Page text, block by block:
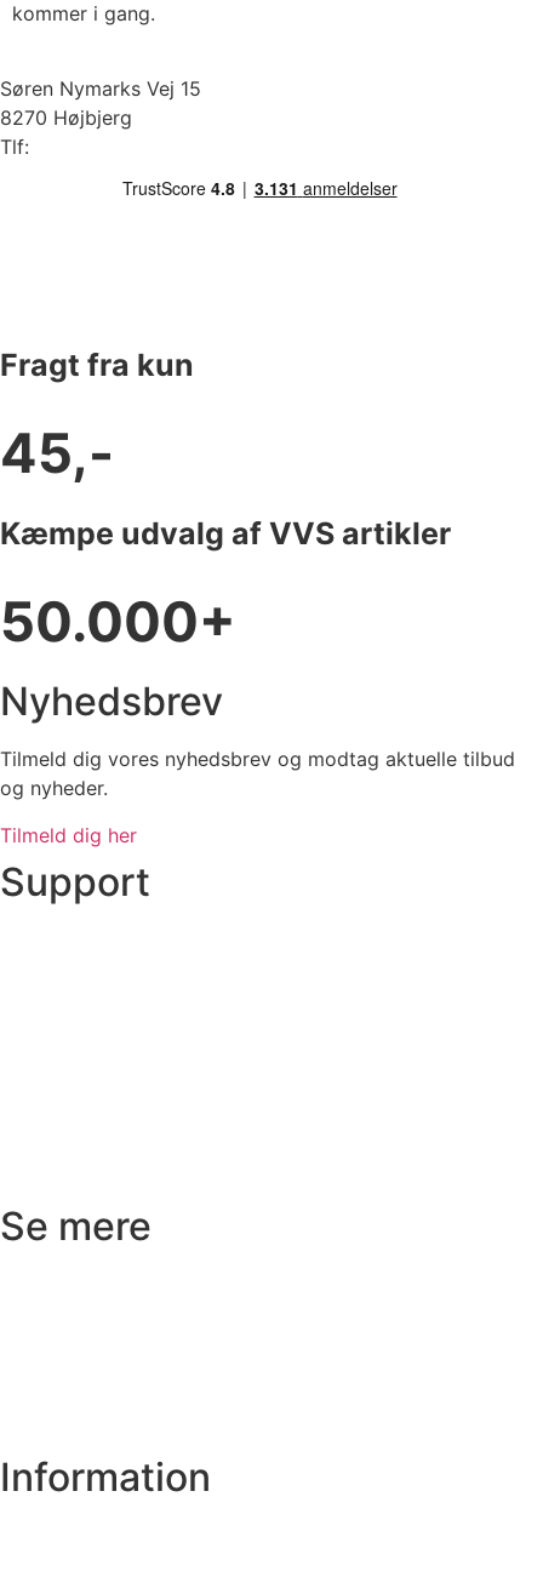
kommer i gang.
Søren Nymarks Vej 15
8270 Højbjerg
Tlf:
Fragt fra kun
45,-
Kæmpe udvalg af VVS artikler
50.000+
Nyhedsbrev
Tilmeld dig vores nyhedsbrev og modtag aktuelle tilbud
og nyheder.
Tilmeld dig her
Support
Se mere
Information